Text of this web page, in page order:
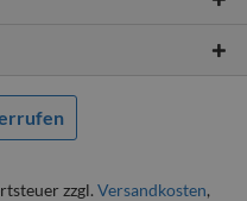
zzgl. Versandkosten,